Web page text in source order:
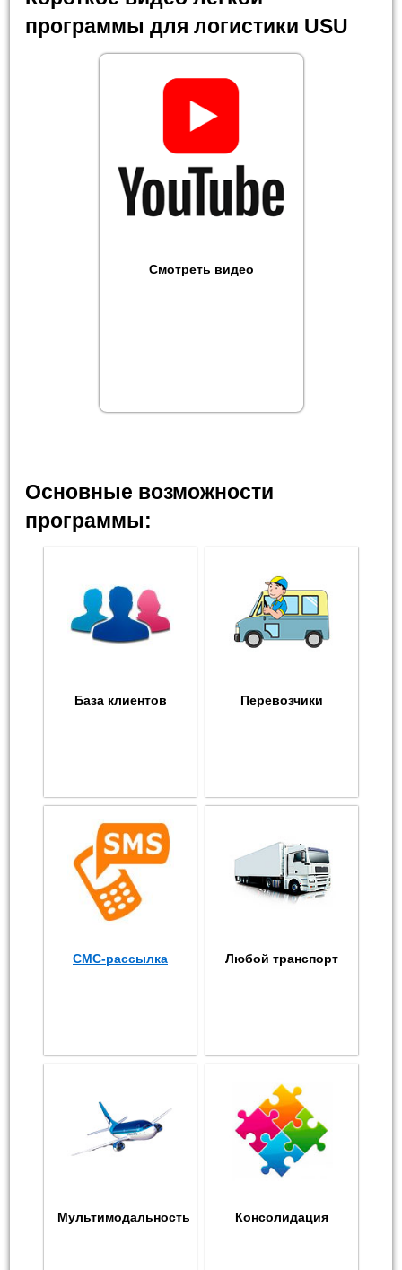
программы для логистики USU
Смотреть видео
Основные возможности
программы:
База клиентов Перевозчики
СМС-рассылка Любой транспорт
Мультимодальность Консолидация